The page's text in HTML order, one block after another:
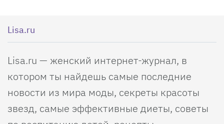
Lisa.ru
Lisa.ru — женский интернет-журнал, в
котором ты найдешь самые последние
новости из мира моды, секреты красоты
звезд, самые эффективные диеты, советы